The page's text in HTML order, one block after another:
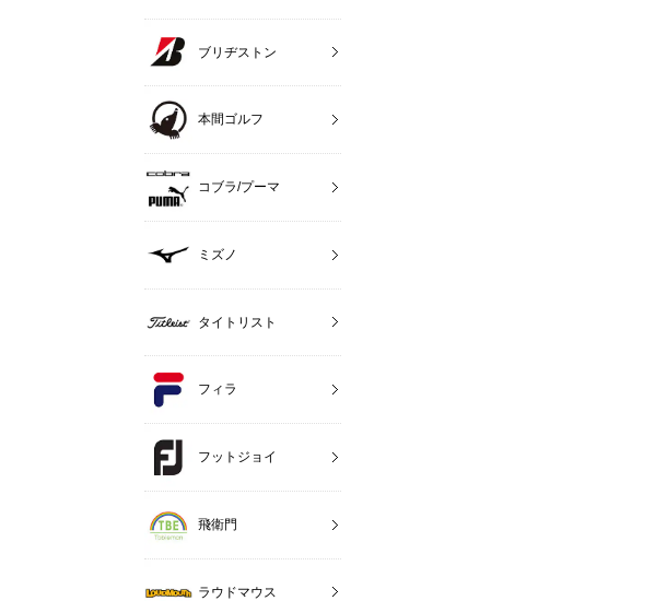
ブリヂストン
本間ゴルフ
コブラ/プーマ
ミズノ
タイトリスト
フィラ
フットジョイ
飛衛門
ラウドマウス